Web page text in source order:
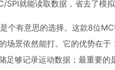
SPI就能读取数据，省去了模
个有意思的选择。这款8位
场景依然能打。它的优势在
足够记录运动数据；最重要